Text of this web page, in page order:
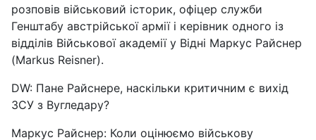
розповів військовий історик, офіцер служби
Генштабу австрійської армії і керівник одного із
відділів Військової академії у Відні Маркус Райснер
(Markus Reisner).
DW: Пане Райснере, наскільки критичним є вихід
ЗСУ з Вугледару?
Маркус Райснер: Коли оцінюємо військову